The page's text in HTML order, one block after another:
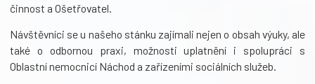
činnost a Ošetřovatel.
Návštěvníci se u našeho stánku zajímali nejen o obsah výuky, ale
také o odbornou praxi, možnosti uplatnění i spolupráci s
Oblastní nemocnicí Náchod a zařízeními sociálních služeb.